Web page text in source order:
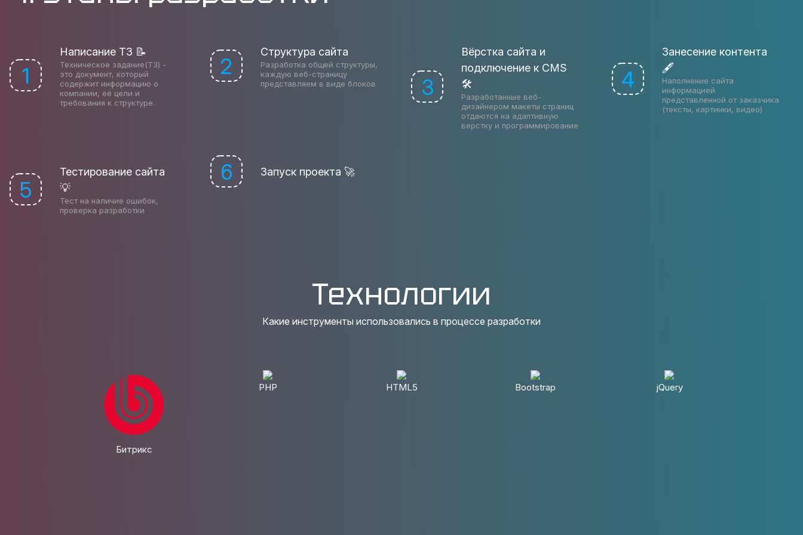
1
Написание ТЗ 📝
Техническое задание(ТЗ) -
это документ, который
содержит информацию о
компании, её цели и
требования к структуре.
2
Структура сайта
Разработка общей структуры,
каждую веб-страницу
представляем в виде блоков
3
Вёрстка сайта и
подключение к CMS
🛠
Разработанные веб-
дизайнером макеты страниц
отдаются на адаптивную
верстку и программирование
4
Занесение контента
🖋
Наполнение сайта
информацией
представленной от заказчика
(тексты, картинки, видео)
5
Тестирование сайта
💡
Тест на наличие ошибок,
проверка разработки
6 Запуск проекта 🚀
Технологии
Какие инструменты использовались в процессе разработки
Битрикс
PHP HTML5 Bootstrap jQuery